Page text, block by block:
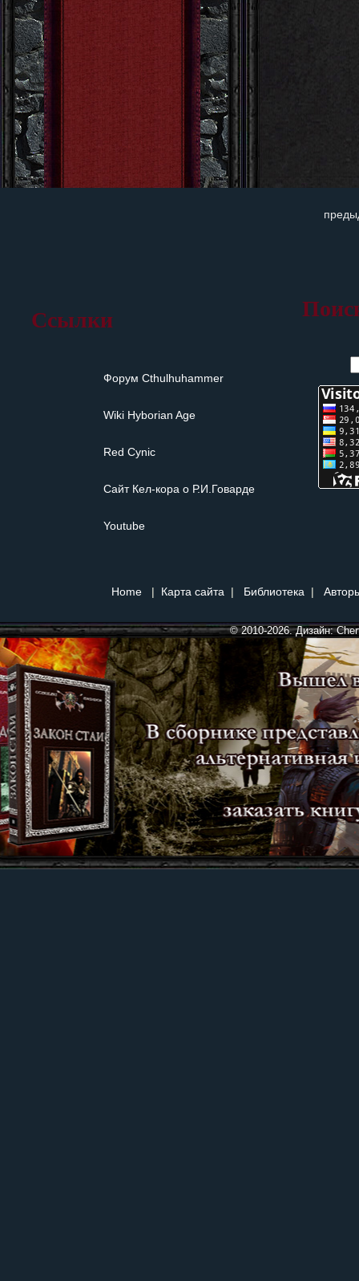
Ссылки
Форум Сthulhuhammer
Wiki Hyborian Age
Red Cynic
Сайт Кел-кора о Р.И.Говарде
Youtube
Home | Карта сайта | Библиотека |
© 2010-2026. Дизайн: